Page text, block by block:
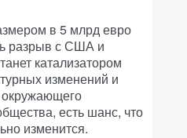
в 5 млрд евро
разрыв с США и
катализатором
изменений и
есть шанс, что
изменится.